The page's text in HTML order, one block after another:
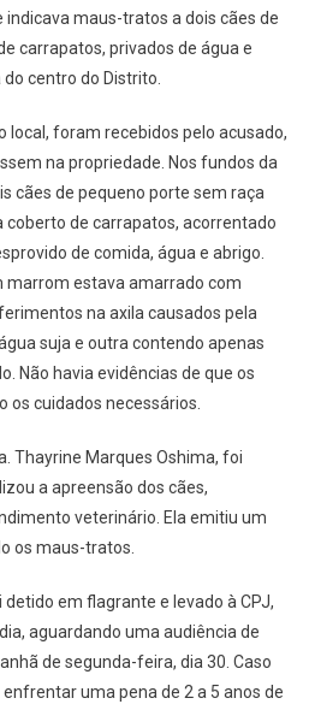
maus-tratos a dois cães de
carrapatos, privados de água e
centro do Distrito.
local, foram recebidos pelo acusado,
na propriedade. Nos fundos da
cães de pequeno porte sem raça
coberto de carrapatos, acorrentado
de comida, água e abrigo.
marrom estava amarrado com
na axila causados pela
suja e outra contendo apenas
Não havia evidências de que os
cuidados necessários.
Thayrine Marques Oshima, foi
a apreensão dos cães,
veterinário. Ela emitiu um
os maus-tratos.
em flagrante e levado à CPJ,
aguardando uma audiência de
de segunda-feira, dia 30. Caso
uma pena de 2 a 5 anos de